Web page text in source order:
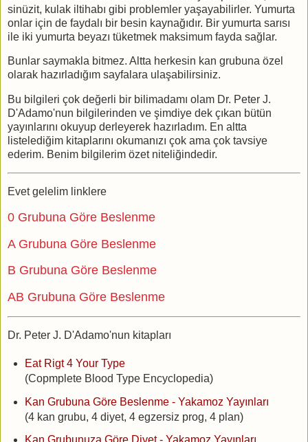
sinüzit, kulak iltihabı gibi problemler yaşayabilirler. Yumurta
onlar için de faydalı bir besin kaynağıdır. Bir yumurta sarısı
ile iki yumurta beyazı tüketmek maksimum fayda sağlar.
Bunlar saymakla bitmez. Altta herkesin kan grubuna özel
olarak hazırladığım sayfalara ulaşabilirsiniz.
Bu bilgileri çok değerli bir bilimadamı olam Dr. Peter J.
D'Adamo'nun bilgilerinden ve şimdiye dek çıkan bütün
yayınlarını okuyup derleyerek hazırladım. En altta
listelediğim kitaplarını okumanızı çok ama çok tavsiye
ederim. Benim bilgilerim özet niteliğindedir.
Evet gelelim linklere
0 Grubuna Göre Beslenme
A Grubuna Göre Beslenme
B Grubuna Göre Beslenme
AB Grubuna Göre Beslenme
Dr. Peter J. D'Adamo'nun kitapları
Eat Rigt 4 Your Type
(Copmplete Blood Type Encyclopedia)
Kan Grubuna Göre Beslenme - Yakamoz Yayınları
(4 kan grubu, 4 diyet, 4 egzersiz prog, 4 plan)